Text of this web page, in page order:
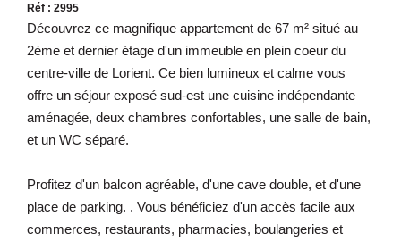
Réf : 2995
Découvrez ce magnifique appartement de 67 m² situé au
2ème et dernier étage d'un immeuble en plein coeur du
centre-ville de Lorient. Ce bien lumineux et calme vous
offre un séjour exposé sud-est une cuisine indépendante
aménagée, deux chambres confortables, une salle de bain,
et un WC séparé.
Profitez d'un balcon agréable, d'une cave double, et d'une
place de parking. . Vous bénéficiez d'un accès facile aux
commerces, restaurants, pharmacies, boulangeries et